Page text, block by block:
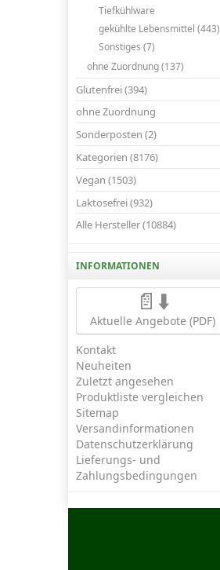
Tiefkühlware
gekühlte Lebensmittel (443)
Sonstiges (7)
ohne Zuordnung (137)
Glutenfrei (394)
ohne Zuordnung
Sonderposten (2)
Kategorien (8176)
Vegan (1503)
Laktosefrei (932)
Alle Hersteller (10884)
INFORMATIONEN
📄⬇️
Aktuelle Angebote (PDF)
Kontakt
Neuheiten
Zuletzt angesehen
Produktliste vergleichen
Sitemap
Versandinformationen
Datenschutzerklärung
Lieferungs- und
Zahlungsbedingungen